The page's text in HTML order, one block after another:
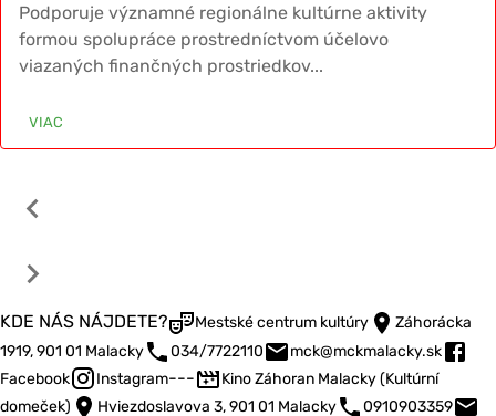
Podporuje významné regionálne kultúrne aktivity
formou spolupráce prostredníctvom účelovo
viazaných finančných prostriedkov...
VIAC
KDE NÁS NÁJDETE? Mestské centrum kultúry
Záhorácka
1919, 901 01 Malacky
034/7722110
mck@mckmalacky.sk
Facebook
Instagram---
Kino Záhoran Malacky (Kultúrní
domeček)
Hviezdoslavova 3, 901 01 Malacky 0910903359